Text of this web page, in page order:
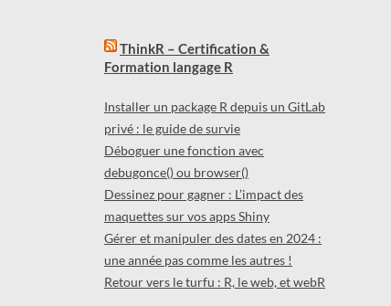
ThinkR – Certification &
Formation langage R
Installer un package R depuis un GitLab
privé : le guide de survie
Déboguer une fonction avec
debugonce() ou browser()
Dessinez pour gagner : L’impact des
maquettes sur vos apps Shiny
Gérer et manipuler des dates en 2024 :
une année pas comme les autres !
Retour vers le turfu : R, le web, et webR